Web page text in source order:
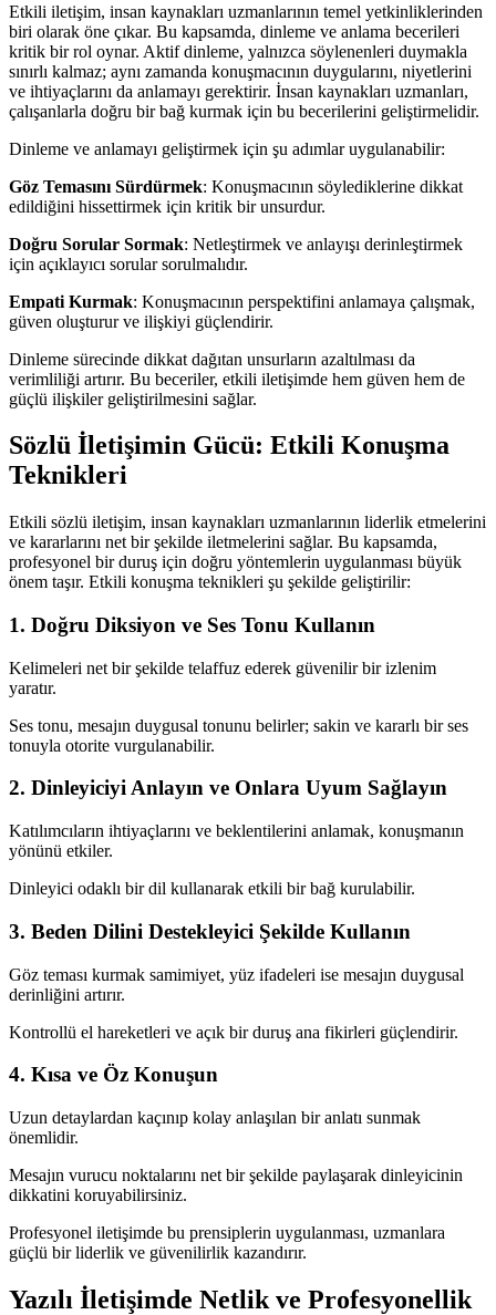
Etkili iletişim, insan kaynakları uzmanlarının temel yetkinliklerinden
biri olarak öne çıkar. Bu kapsamda, dinleme ve anlama becerileri
kritik bir rol oynar. Aktif dinleme, yalnızca söylenenleri duymakla
sınırlı kalmaz; aynı zamanda konuşmacının duygularını, niyetlerini
ve ihtiyaçlarını da anlamayı gerektirir. İnsan kaynakları uzmanları,
çalışanlarla doğru bir bağ kurmak için bu becerilerini geliştirmelidir.
Dinleme ve anlamayı geliştirmek için şu adımlar uygulanabilir:
Göz Temasını Sürdürmek: Konuşmacının söylediklerine dikkat
edildiğini hissettirmek için kritik bir unsurdur.
Doğru Sorular Sormak: Netleştirmek ve anlayışı derinleştirmek
için açıklayıcı sorular sorulmalıdır.
Empati Kurmak: Konuşmacının perspektifini anlamaya çalışmak,
güven oluşturur ve ilişkiyi güçlendirir.
Dinleme sürecinde dikkat dağıtan unsurların azaltılması da
verimliliği artırır. Bu beceriler, etkili iletişimde hem güven hem de
güçlü ilişkiler geliştirilmesini sağlar.
Sözlü İletişimin Gücü: Etkili Konuşma
Teknikleri
Etkili sözlü iletişim, insan kaynakları uzmanlarının liderlik etmelerini
ve kararlarını net bir şekilde iletmelerini sağlar. Bu kapsamda,
profesyonel bir duruş için doğru yöntemlerin uygulanması büyük
önem taşır. Etkili konuşma teknikleri şu şekilde geliştirilir:
1. Doğru Diksiyon ve Ses Tonu Kullanın
Kelimeleri net bir şekilde telaffuz ederek güvenilir bir izlenim
yaratır.
Ses tonu, mesajın duygusal tonunu belirler; sakin ve kararlı bir ses
tonuyla otorite vurgulanabilir.
2. Dinleyiciyi Anlayın ve Onlara Uyum Sağlayın
Katılımcıların ihtiyaçlarını ve beklentilerini anlamak, konuşmanın
yönünü etkiler.
Dinleyici odaklı bir dil kullanarak etkili bir bağ kurulabilir.
3. Beden Dilini Destekleyici Şekilde Kullanın
Göz teması kurmak samimiyet, yüz ifadeleri ise mesajın duygusal
derinliğini artırır.
Kontrollü el hareketleri ve açık bir duruş ana fikirleri güçlendirir.
4. Kısa ve Öz Konuşun
Uzun detaylardan kaçınıp kolay anlaşılan bir anlatı sunmak
önemlidir.
Mesajın vurucu noktalarını net bir şekilde paylaşarak dinleyicinin
dikkatini koruyabilirsiniz.
Profesyonel iletişimde bu prensiplerin uygulanması, uzmanlara
güçlü bir liderlik ve güvenilirlik kazandırır.
Yazılı İletişimde Netlik ve Profesyonellik